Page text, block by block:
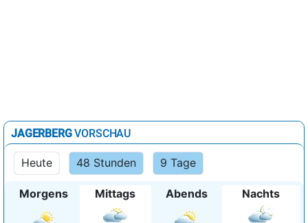
JAGERBERGVORSCHAU
Heute 48 Stunden 9 Tage
Morgens Mittags Abends Nachts